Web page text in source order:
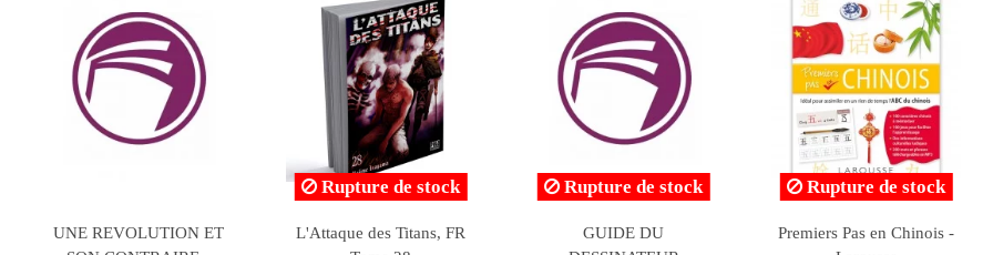
LE DISCOURS DES FINS
Rupture de stock
Histoire de 'Arûs, la Belle
Le scorpion ou La
Cendrillon - Mes P'Tits